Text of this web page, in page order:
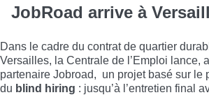
JobRoad arrive à
Dans le cadre du contrat de quartier
Versailles, la Centrale de l’Emploi lance,
partenaire Jobroad, un projet basé sur le
du blind hiring : jusqu’à l’entretien final